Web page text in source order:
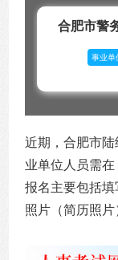
合肥市警
事业单
近期，合肥市
业单位人员需在
报名主要包括
照片（简历照片